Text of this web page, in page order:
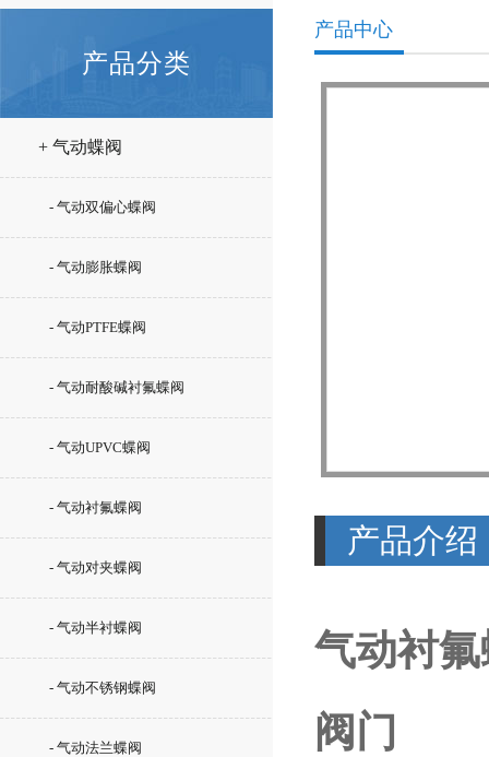
产品分类
+ 气动蝶阀
- 气动双偏心蝶阀
- 气动膨胀蝶阀
- 气动PTFE蝶阀
- 气动耐酸碱衬氟蝶阀
- 气动UPVC蝶阀
- 气动衬氟蝶阀
- 气动对夹蝶阀
- 气动半衬蝶阀
- 气动不锈钢蝶阀
- 气动法兰蝶阀
产品中心
产品介绍
气动衬
阀门